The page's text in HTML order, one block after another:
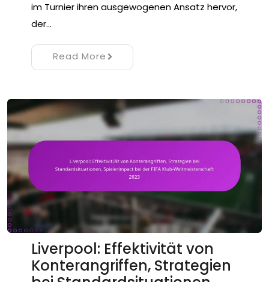
im Turnier ihren ausgewogenen Ansatz hervor,
der…
Read More
Liverpool: Effektivität von
Konterangriffen, Strategien